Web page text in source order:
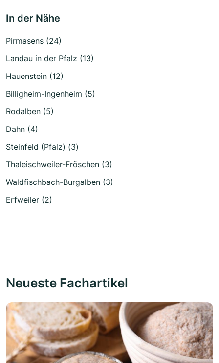
In der Nähe
Pirmasens (24)
Landau in der Pfalz (13)
Hauenstein (12)
Billigheim-Ingenheim (5)
Rodalben (5)
Dahn (4)
Steinfeld (Pfalz) (3)
Thaleischweiler-Fröschen (3)
Waldfischbach-Burgalben (3)
Erfweiler (2)
Neueste Fachartikel